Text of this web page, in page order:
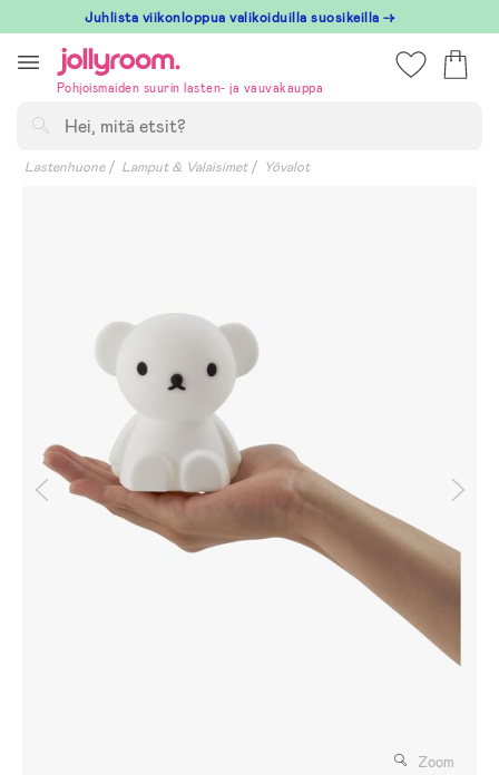
till
innehållet
Juhlista viikonloppua valikoiduilla suosikeilla →
Pohjoismaiden suurin lasten- ja vauvakauppa
Lastenhuone Lamput & Valaisimet Yövalot
Zoom